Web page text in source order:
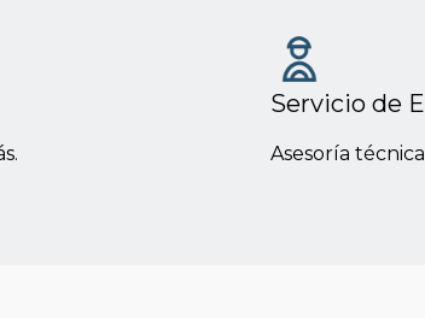
Servicio de
Asesoría